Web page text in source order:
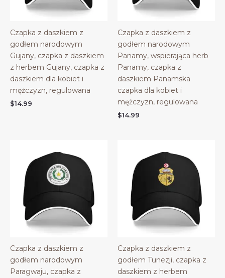
Czapka z daszkiem z
godłem narodowym
Gujany, czapka z daszkiem
z herbem Gujany, czapka z
daszkiem dla kobiet i
mężczyzn, regulowana
$14.99
Czapka z daszkiem z
godłem narodowym
Panamy, wspierająca herb
Panamy, czapka z
daszkiem Panamska
czapka dla kobiet i
mężczyzn, regulowana
$14.99
Czapka z daszkiem z
godłem narodowym
Paragwaju, czapka z
Czapka z daszkiem z
godłem Tunezji, czapka z
daszkiem z herbem